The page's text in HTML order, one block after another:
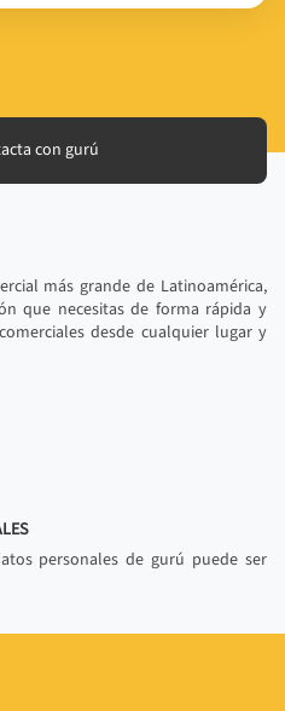
con gurú
más grande de Latinoamérica,
que necesitas de forma rápida y
desde cualquier lugar y
personales de gurú puede ser